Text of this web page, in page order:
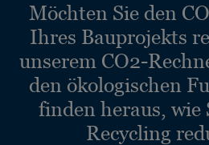
Möchten Sie den
Ihres Bauprojekts
unserem CO2-
den ökologischen
finden heraus, wie
Recycling